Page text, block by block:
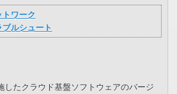
トワーク
ブルシュート
したクラウド基盤ソフトウェアのバージ